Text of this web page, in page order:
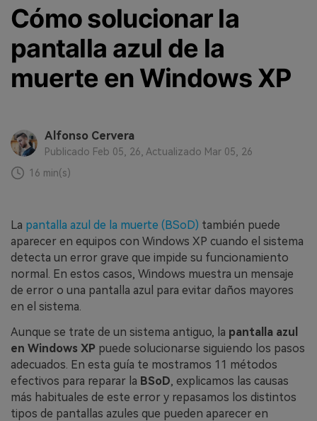
Cómo solucionar la
pantalla azul de la
muerte en Windows XP
Alfonso Cervera
Publicado Feb 05, 26, Actualizado Mar 05, 26
16 min(s)
La pantalla azul de la muerte (BSoD) también puede
aparecer en equipos con Windows XP cuando el sistema
detecta un error grave que impide su funcionamiento
normal. En estos casos, Windows muestra un mensaje
de error o una pantalla azul para evitar daños mayores
en el sistema.
Aunque se trate de un sistema antiguo, la pantalla azul
en Windows XP puede solucionarse siguiendo los pasos
adecuados. En esta guía te mostramos 11 métodos
efectivos para reparar la BSoD, explicamos las causas
más habituales de este error y repasamos los distintos
tipos de pantallas azules que pueden aparecer en